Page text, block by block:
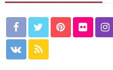
युके विशेष
सिएनएस युकेको वार्षिक
र अनुसन्धानमा जोड